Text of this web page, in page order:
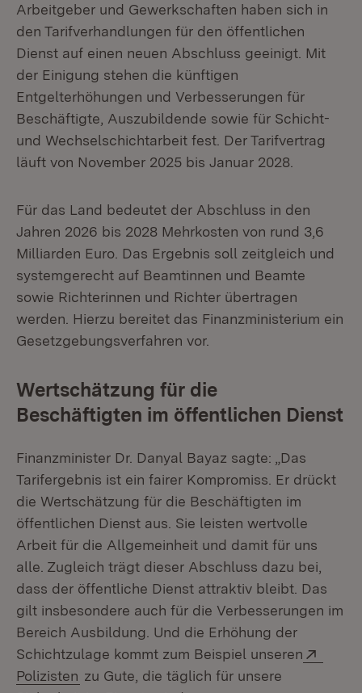
Arbeitgeber und Gewerkschaften haben sich in
den Tarifverhandlungen für den öffentlichen
Dienst auf einen neuen Abschluss geeinigt. Mit
der Einigung stehen die künftigen
Entgelterhöhungen und Verbesserungen für
Beschäftigte, Auszubildende sowie für Schicht-
und Wechselschichtarbeit fest. Der Tarifvertrag
läuft von November 2025 bis Januar 2028.
Für das Land bedeutet der Abschluss in den
Jahren 2026 bis 2028 Mehrkosten von rund 3,6
Milliarden Euro. Das Ergebnis soll zeitgleich und
systemgerecht auf Beamtinnen und Beamte
sowie Richterinnen und Richter übertragen
werden. Hierzu bereitet das Finanzministerium ein
Gesetzgebungsverfahren vor.
Wertschätzung für die
Beschäftigten im öffentlichen Dienst
Finanzminister Dr. Danyal Bayaz sagte: „Das
Tarifergebnis ist ein fairer Kompromiss. Er drückt
die Wertschätzung für die Beschäftigten im
öffentlichen Dienst aus. Sie leisten wertvolle
Arbeit für die Allgemeinheit und damit für uns
alle. Zugleich trägt dieser Abschluss dazu bei,
dass der öffentliche Dienst attraktiv bleibt. Das
gilt insbesondere auch für die Verbesserungen im
Bereich Ausbildung. Und die Erhöhung der
Schichtzulage kommt zum Beispiel unseren
Polizisten (Öffnet in neuem Fenster)
zu Gute, die täglich für unsere